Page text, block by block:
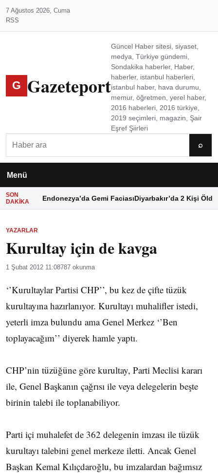
7 Ağustos 2026, Cuma
RSS
G Gazeteport
Güncel Haber sitesi, siyaset,
medya, Türkiye gündemi,
Sondakika haberler, Haber,
haberler, istanbul haberleri,
istanbul haber, hava durumu,
memur, öğretmen, yerel haber,
2016 haberleri, 2016 türkiye,
2019 seçimleri, magazin, Şair
Eşref Şiirleri
⌕
Menü
SON
DAKIKA
Endonezya’da Gemi FaciasıDiyarbakır’da 2 Kişi Öldü
YAZARLAR
Kurultay için de kavga
1 Şubat 2012 11:08787 okunma
‘’Kurultaylar Partisi CHP’’, bu kez de çifte tüzük
kurultayına hazırlanıyor. Kurultayı muhalifler istedi,
yeterli imza bulundu ama Genel Merkez ‘’Ben
toplayacağım’’ diyerek hamle yaptı.
CHP’nin tüzüğüne göre kurultay, Parti Meclisi kararı
ile, Genel Başkanın çağrısı ile veya delegelerin beşte
birinin talebi ile toplanabiliyor.
Parti içi muhalefet de 362 delegenin imzası ile tüzük
kurultayı talebini genel merkeze iletti. Ancak Genel
Başkan Kemal Kılıçdaroğlu, bu imzalardan bağımsız